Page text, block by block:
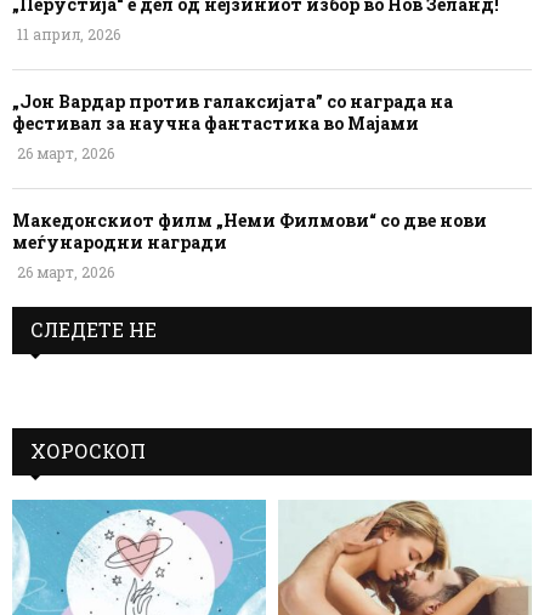
„Перустија“ е дел од нејзиниот избор во Нов Зеланд!
11 април, 2026
„Јон Вардар против галаксијата” со награда на
фестивал за научна фантастика во Мајами
26 март, 2026
Македонскиот филм „Неми Филмови“ со две нови
меѓународни награди
26 март, 2026
СЛЕДЕТЕ НЕ
ХОРОСКОП